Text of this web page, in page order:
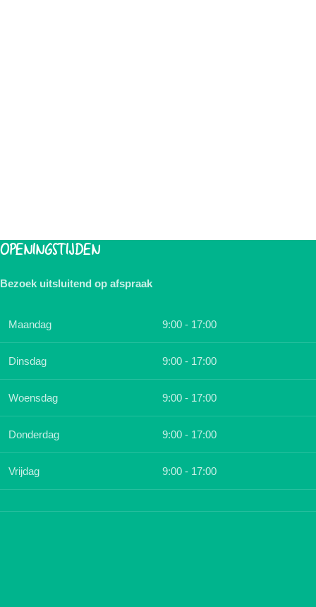
OPENINGSTIJDEN
Bezoek uitsluitend op afspraak
Maandag 9:00 - 17:00
Dinsdag 9:00 - 17:00
Woensdag 9:00 - 17:00
Donderdag 9:00 - 17:00
Vrijdag 9:00 - 17:00